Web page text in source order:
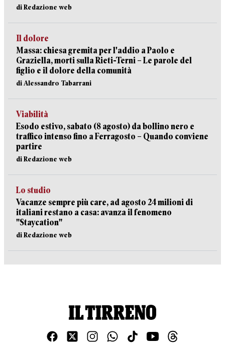
di Redazione web
Il dolore
Massa: chiesa gremita per l'addio a Paolo e
Graziella, morti sulla Rieti-Terni – Le parole del
figlio e il dolore della comunità
di Alessandro Tabarrani
Viabilità
Esodo estivo, sabato (8 agosto) da bollino nero e
traffico intenso fino a Ferragosto – Quando conviene
partire
di Redazione web
Lo studio
Vacanze sempre più care, ad agosto 24 milioni di
italiani restano a casa: avanza il fenomeno
"Staycation"
di Redazione web